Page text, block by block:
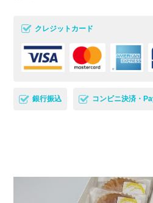
クレジットカード
銀行振込 コンビニ決済・